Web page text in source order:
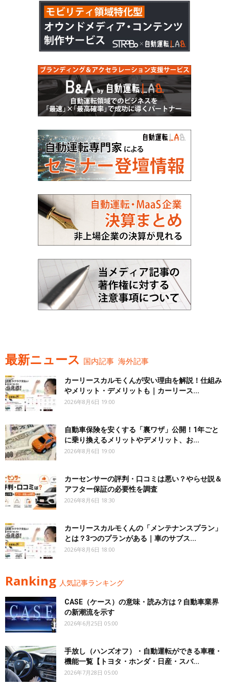
最新ニュース 国内記事 海外記事
カーリースカルモくんが安い理由を解説！仕組み
やメリット・デメリットも｜カーリース...
2026年8月6日 19:00
自動車保険を安くする「裏ワザ」公開！1年ごと
に乗り換えるメリットやデメリット、お...
2026年8月6日 19:00
カーセンサーの評判・口コミは悪い？やらせ説＆
アフター保証の必要性を調査
2026年8月6日 18:30
カーリースカルモくんの「メンテナンスプラン」
とは？3つのプランがある｜車のサブス...
2026年8月6日 18:00
Ranking 人気記事ランキング
CASE（ケース）の意味・読み方は？自動車業界
の新潮流を示す
2026年6月25日 05:00
手放し（ハンズオフ）・自動運転ができる車種・
機能一覧【トヨタ・ホンダ・日産・スバ...
2026年7月28日 05:00